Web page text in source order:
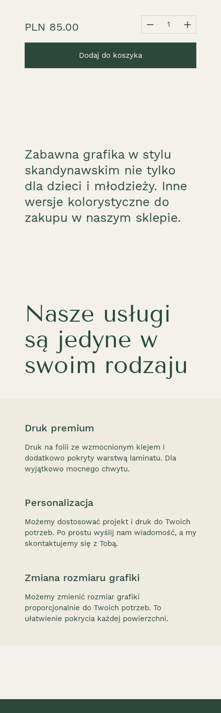
PLN 85.00 1
Dodaj do koszyka
Zabawna grafika w stylu
skandynawskim nie tylko
dla dzieci i młodzieży. Inne
wersje kolorystyczne do
zakupu w naszym sklepie.
Nasze usługi
są jedyne w
swoim rodzaju
Druk premium
Druk na folii ze wzmocnionym klejem i
dodatkowo pokryty warstwą laminatu. Dla
wyjątkowo mocnego chwytu.
Personalizacja
Możemy dostosować projekt i druk do Twoich
potrzeb. Po prostu wyślij nam wiadomość, a my
skontaktujemy się z Tobą.
Zmiana rozmiaru grafiki
Możemy zmienić rozmiar grafiki
proporcjonalnie do Twoich potrzeb. To
ułatwienie pokrycia każdej powierzchni.